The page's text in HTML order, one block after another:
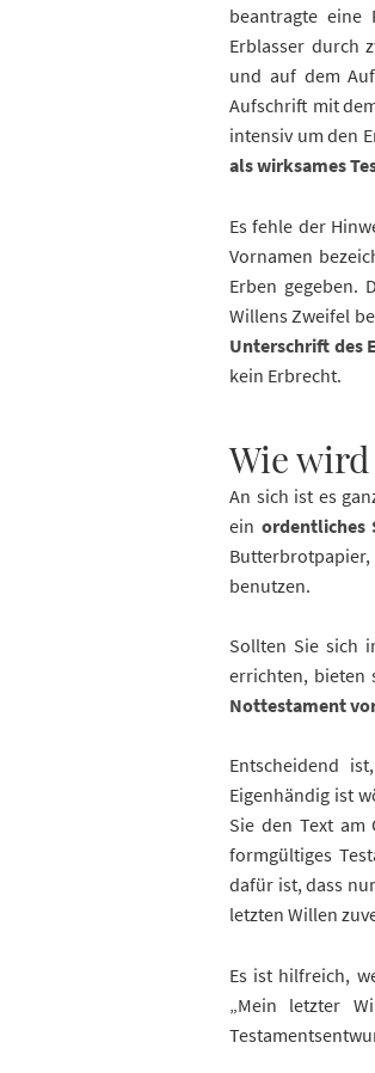
beantragte eine
Erblasser durch
und auf dem
Aufschrift mit
intensiv um den
als wirksames
Es fehle der
Vornamen
Erben gegeben.
Willens Zweifel
Unterschrift des
kein Erbrecht.
Wie
An sich ist es
ein ordentliches
benutzen.
Sollten Sie sich
errichten, bieten
Nottestament
Entscheidend
Eigenhändig ist
Sie den Text
formgültiges
dafür ist, dass
letzten Willen
Es ist hilfreich,
„Mein letzter